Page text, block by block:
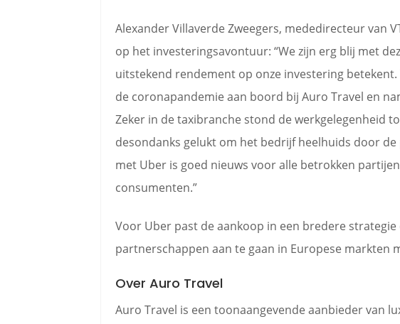
Alexander Villaverde Zweegers, mededirecteur van
op het investeringsavontuur: “We zijn erg blij met
uitstekend rendement op onze investering betekent.
de coronapandemie aan boord bij Auro Travel en
Zeker in de taxibranche stond de werkgelegenheid
desondanks gelukt om het bedrijf heelhuids door
met Uber is goed nieuws voor alle betrokken
consumenten.”
Voor Uber past de aankoop in een bredere strategie
partnerschappen aan te gaan in Europese markten
Over Auro Travel
Auro Travel is een toonaangevende aanbieder van